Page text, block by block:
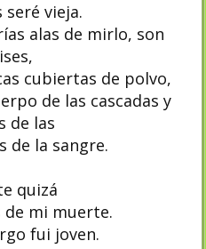
seré vieja.
alas de mirlo, son
cubiertas de polvo,
de las cascadas y
de las
de la sangre.
quizá
de mi muerte.
fui joven.